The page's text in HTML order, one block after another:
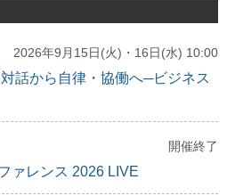
2026年9月15日(火)・16日(水) 10:00
話から自律・協働へ─ビジネス
開催終了
ァレンス 2026 LIVE